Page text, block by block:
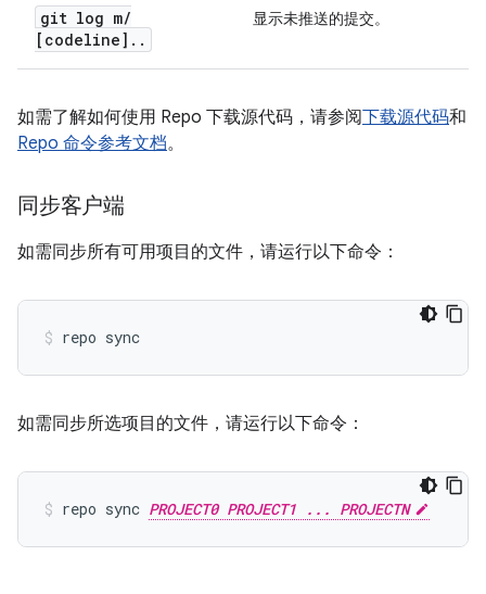
git log m/
[codeline] . .
显示未推送的提交。
如需了解如何使用 Repo 下载源代码，请参阅下载源代码和
Repo 命令参考文档。
同步客户端
如需同步所有可用项目的文件，请运行以下命令：
repo sync
如需同步所选项目的文件，请运行以下命令：
repo sync PROJECT0 PROJECT1 ... PROJECTN